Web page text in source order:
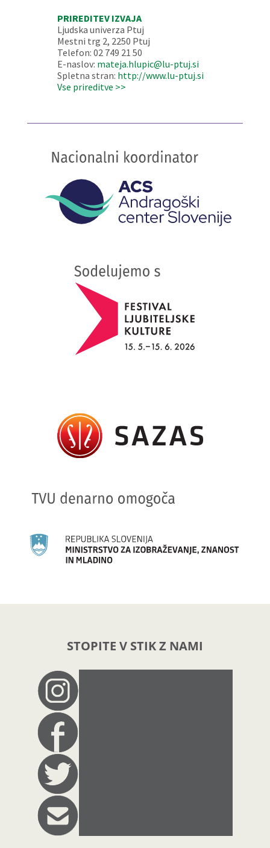
PRIREDITEV IZVAJA
Ljudska univerza Ptuj
Mestni trg 2, 2250 Ptuj
Telefon: 02 749 21 50
E-naslov: mateja.hlupic@lu-ptuj.si
Spletna stran: http://www.lu-ptuj.si
Vse prireditve >>
STOPITE V STIK Z NAMI